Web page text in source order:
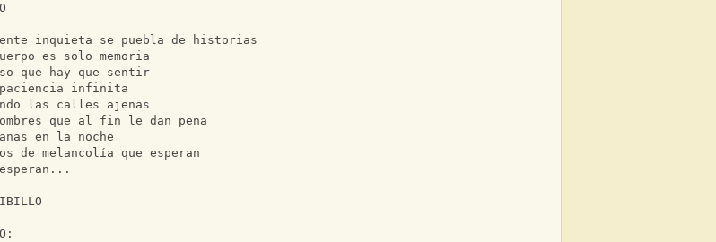
inquieta se puebla de historias
es solo memoria
que hay que sentir
paciencia infinita
las calles ajenas
que al fin le dan pena
en la noche
de melancolía que esperan